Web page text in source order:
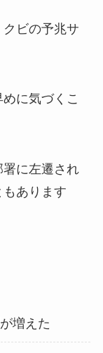
クビの予兆サ
に気づくこ
に左遷され
あります
増えた